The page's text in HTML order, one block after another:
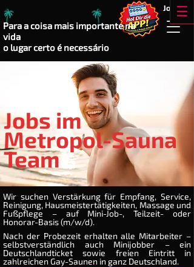
☰
Para a coisa mais importante na
vida
o lugar certo é necessário
Jobs!!
Jobs im
Metropol-Sauna
Team
Wir suchen Verstärkung für Empfang, Service,
Reinigung, Hausmeistertätigkeiten, Massage und
Fußpflege – auf Mini-Job-, Teilzeit- oder
Honorar-Basis (m/w/d).
Nach der Probezeit erhalten alle Mitarbeiter –
selbstverständlich auch Minijobber – ein
Deutschlandticket sowie freien Eintritt in
zahlreichen Gay-Saunen in ganz Deutschland.